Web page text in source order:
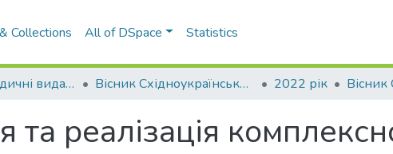
Collections All of DSpace Statistics
Наукові періодичні видання СНУ ім. В. Даля Вісник Східноукраїнського національного університету імені В. Даля 2022 рік
та реалізація